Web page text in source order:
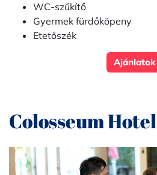
WC-szűkítő
Gyermek fürdőköpeny
Etetőszék
Ajánlatok
Colosseum Hotel